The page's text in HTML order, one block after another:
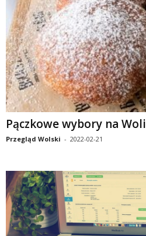
Pączkowe wybory na Woli
Przegląd Wolski - 2022-02-21